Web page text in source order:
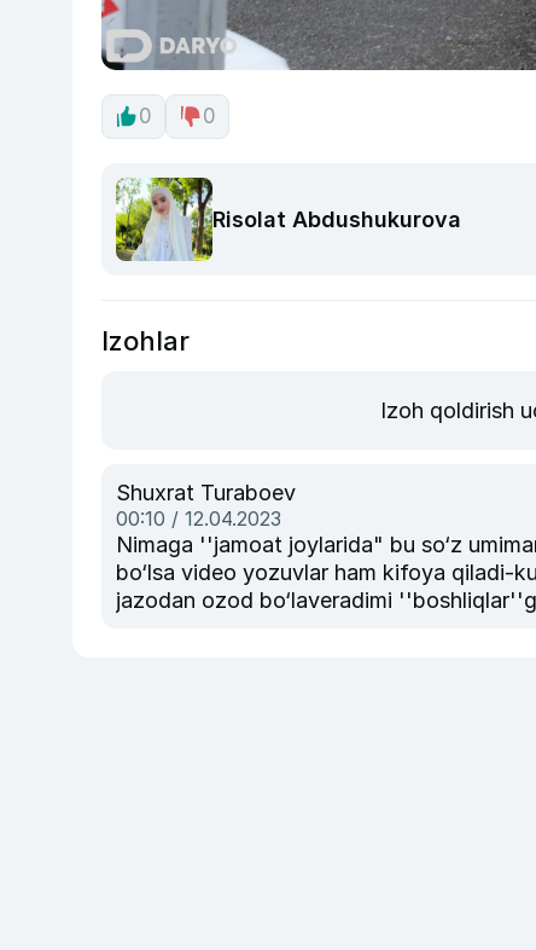
0 0
Risolat Abdushukurova
Izohlar
Izoh qoldirish
Shuxrat Turaboev
00:10 / 12.04.2023
Nimaga ''jamoat joylarida" bu so‘z
bo‘lsa video yozuvlar ham kifoya qiladi-
jazodan ozod